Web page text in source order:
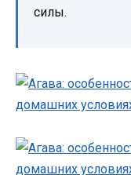
силы.